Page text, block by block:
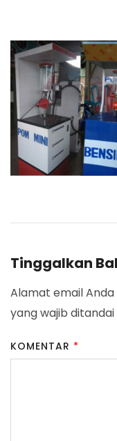
Tinggalkan
Alamat email
yang wajib ditandai
KOMENTAR *